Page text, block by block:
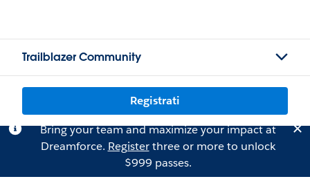
Trailblazer Community
Registrati
Bring your team and maximize your impact at
Dreamforce. Registerthree or more to unlock
$999 passes.